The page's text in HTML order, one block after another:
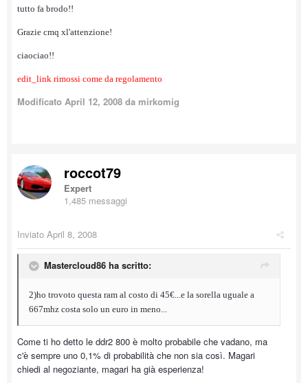
tutto fa brodo!!
Grazie cmq xl'attenzione!
ciaociao!!
edit_link rimossi come da regolamento
Modificato April 12, 2008 da mirkomig
roccot79
Expert
1,485 messaggi
Inviato April 8, 2008
Mastercloud86 ha scritto:
2)ho trovoto questa ram al costo di 45€...e la sorella uguale a
667mhz costa solo un euro in meno...
Come ti ho detto le ddr2 800 è molto probabile che vadano, ma
c'è sempre uno 0,1% di probabilità che non sia così. Magari
chiedi al negoziante, magari ha già esperienza!